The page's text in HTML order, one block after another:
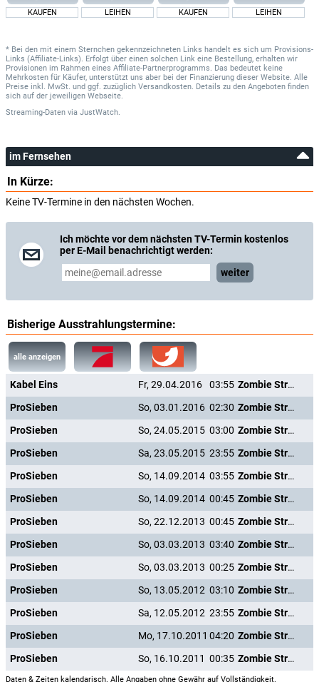
KAUFEN LEIHEN KAUFEN LEIHEN
* Bei den mit einem Sternchen gekennzeichneten Links handelt es sich um Provisions-
Links (Affiliate-Links). Erfolgt über einen solchen Link eine Bestellung, erhalten wir
Provisionen im Rahmen eines Affiliate-Partnerprogramms. Das bedeutet keine
Mehrkosten für Käufer, unterstützt uns aber bei der Finanzierung dieser Website. Alle
Preise inkl. MwSt. und ggf. zuzüglich Versandkosten. Details zu den Angeboten finden
sich auf der jeweiligen Webseite.
Streaming-Daten via JustWatch.
im Fernsehen
In Kürze:
Keine TV-Termine in den nächsten Wochen.
Ich möchte vor dem nächsten TV-Termin kostenlos
per E-Mail benachrichtigt werden:
weiter
Bisherige Ausstrahlungstermine:
alle anzeigen
Kabel Eins Fr, 29.04.2016 03:55
Zombie Strippers
ProSieben
So, 03.01.2016 02:30
Zombie Strippers
ProSieben
So, 24.05.2015 03:00
Zombie Strippers
ProSieben
Sa, 23.05.2015 23:55
Zombie Strippers
ProSieben
So, 14.09.2014 03:55
Zombie Strippers
ProSieben
So, 14.09.2014 00:45
Zombie Strippers
ProSieben
So, 22.12.2013 00:45
Zombie Strippers
ProSieben
So, 03.03.2013 03:40
Zombie Strippers
ProSieben
So, 03.03.2013 00:25
Zombie Strippers
ProSieben
So, 13.05.2012 03:10
Zombie Strippers
ProSieben
Sa, 12.05.2012 23:55
Zombie Strippers
ProSieben
Mo, 17.10.2011 04:20
Zombie Strippers
ProSieben
So, 16.10.2011 00:35 Zombie Strippers
Daten & Zeiten kalendarisch. Alle Angaben ohne Gewähr auf Vollständigkeit.